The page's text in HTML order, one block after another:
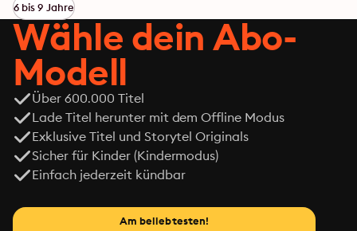
6 bis 9 Jahre
Wähle dein Abo-
Modell
Über 600.000 Titel
Lade Titel herunter mit dem Offline Modus
Exklusive Titel und Storytel Originals
Sicher für Kinder (Kindermodus)
Einfach jederzeit kündbar
Am beliebtesten!